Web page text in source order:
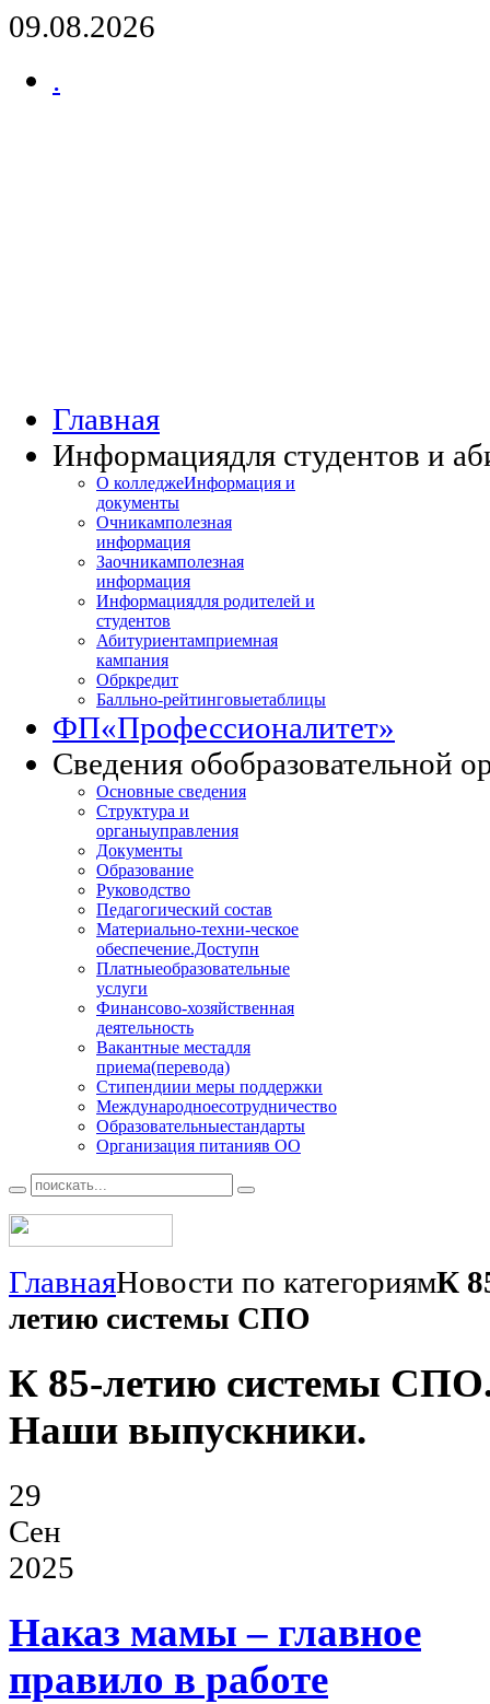
09.08.2026
.
Главная
Информациядля студентов и
О колледжеИнформация и
документы
Очникамполезная
информация
Заочникамполезная
информация
Информациядля родителей и
студентов
Абитуриентамприемная
кампания
Обркредит
Балльно-рейтинговыетаблицы
ФП«Профессионалитет»
Сведения обобразовательной
Основные сведения
Структура и
органыуправления
Документы
Образование
Руководство
Педагогический состав
Материально-техни-ческое
обеспечение.Доступн
Платныеобразовательные
услуги
Финансово-хозяйственная
деятельность
Вакантные местадля
приема(перевода)
Стипендиии меры поддержки
Международноесотрудничество
Образовательныестандарты
Организация питанияв ОО
ГлавнаяНовости по категориямК
летию системы СПО
К 85-летию системы
Наши выпускники.
29
Сен
2025
Наказ мамы – главное
правило в работе